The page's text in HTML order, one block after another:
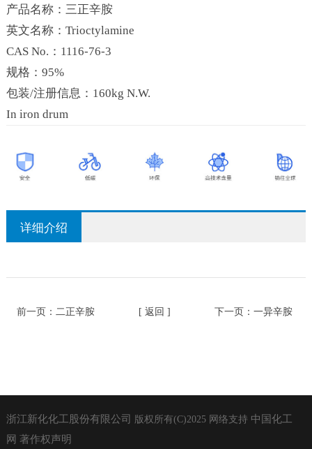
产品名称：三正辛胺
英文名称：Trioctylamine
CAS No.：1116-76-3
规格：95%
包装/注册信息：160kg N.W.
In iron drum
详细介绍
前一页： 二正辛胺 [ 返回 ] 下一页： 一异辛胺
浙江新化化工股份有限公司 版权所有(C)2025网络支持 中国化工
网 著作权声明